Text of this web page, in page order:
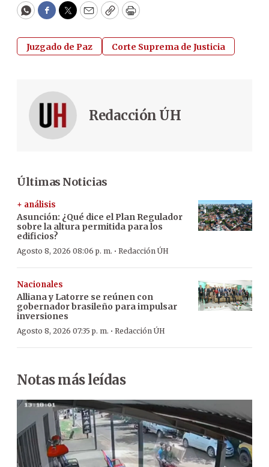
WhatsApp
Facebook
Twitter
EmailCopyPrint
Juzgado de Paz Corte Suprema de Justicia
Redacción ÚH
Últimas Noticias
+ análisis
Asunción: ¿Qué dice el Plan Regulador
sobre la altura permitida para los
edificios?
Agosto 8, 2026 08:06 p. m. · Redacción ÚH
Nacionales
Alliana y Latorre se reúnen con
gobernador brasileño para impulsar
inversiones
Agosto 8, 2026 07:35 p. m. · Redacción ÚH
Notas más leídas